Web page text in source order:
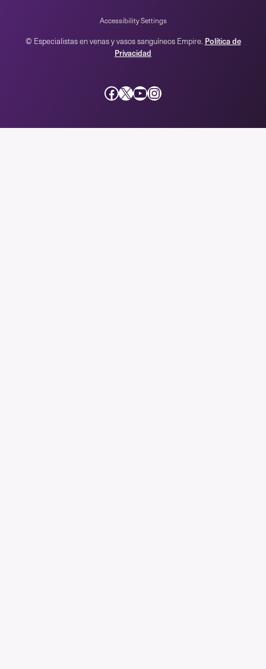
Accessibility Settings
© Especialistas en venas y vasos sanguíneos Empire. Política de
Privacidad
Facebook incógnita YouTube Instagram